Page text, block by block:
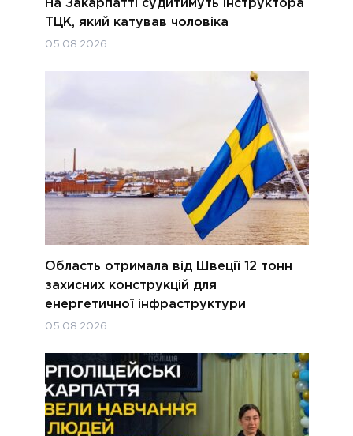
На Закарпатті судитимуть інструктора
ТЦК, який катував чоловіка
05.08.2026
Область отримала від Швеції 12 тонн
захисних конструкцій для
енергетичної інфраструктури
05.08.2026